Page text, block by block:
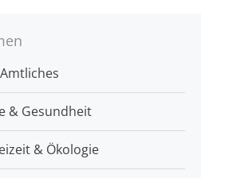
& Gesundheit
& Ökologie